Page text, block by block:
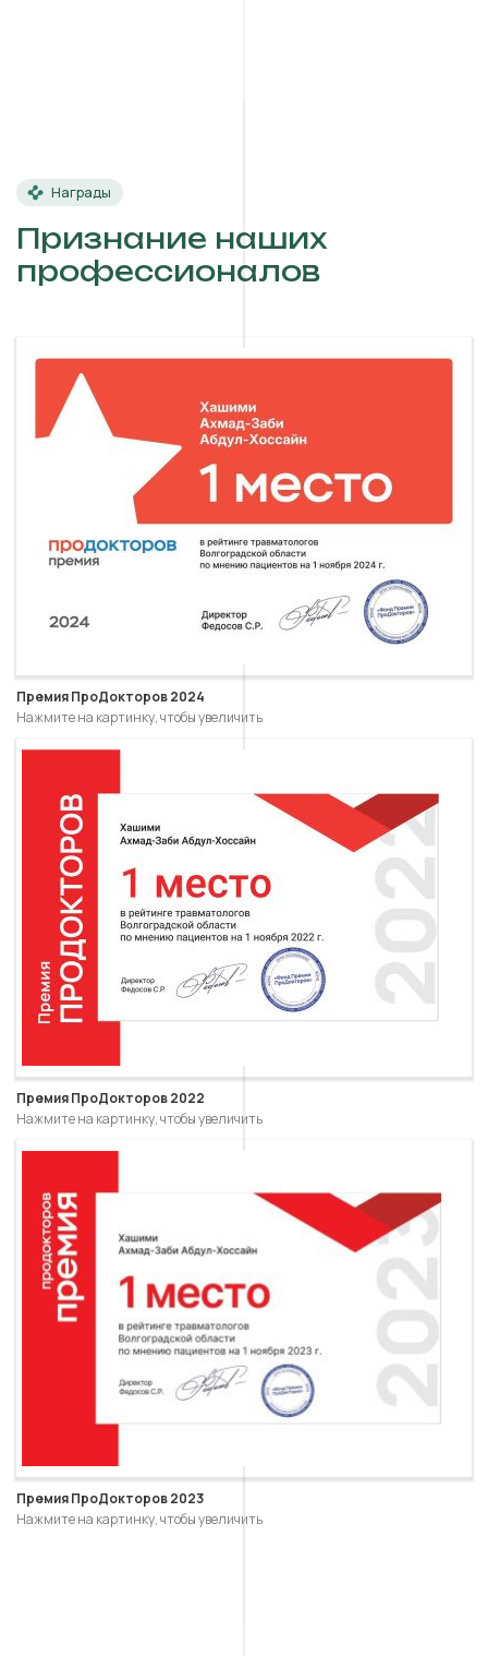
Награды
Признание наших
профессионалов
Премия ПроДокторов 2024
Нажмите на картинку, чтобы увеличить
Премия ПроДокторов 2022
Нажмите на картинку, чтобы увеличить
Премия ПроДокторов 2023
Нажмите на картинку, чтобы увеличить